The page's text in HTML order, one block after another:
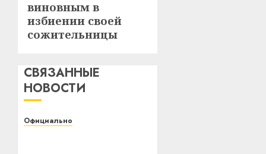
виновным в
избиении своей
сожительницы
СВЯЗАННЫЕ
НОВОСТИ
Официально